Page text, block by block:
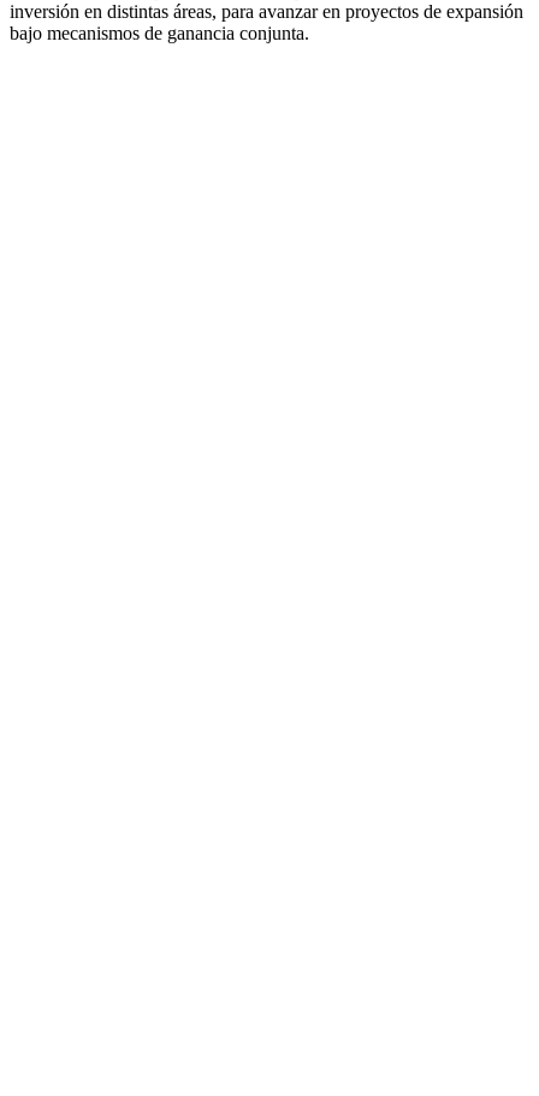
inversión en distintas áreas, para avanzar en proyectos de expansión
bajo mecanismos de ganancia conjunta.